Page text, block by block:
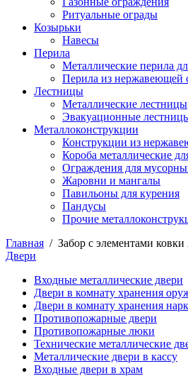
Ритуальные ограды
Козырьки
Навесы
Перила
Металлические перила
Перила из нержавеющей
Лестницы
Металлические лестницы
Эвакуационные
Металлоконструкции
Конструкции из
Короба металлические
Ограждения для
Жаровни и мангалы
Павильоны для курения
Пандусы
Прочие
Главная / Забор с элементами
Двери
Входные металлические двери
Двери в комнату хранения
Двери в комнату хранения
Противопожарные двери
Противопожарные люки
Технические металлические
Металлические двери в кассу
Входные двери в храм